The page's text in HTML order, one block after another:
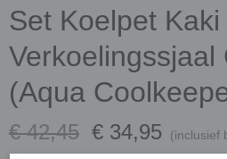
Set Koelpet Kaki
Verkoelingssjaal
(Aqua
€ 42,45 € 34,95 (inclusief